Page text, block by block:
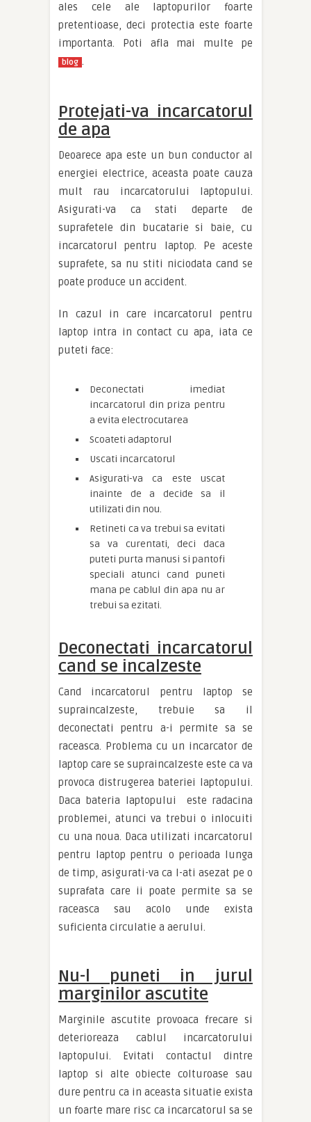
ales cele ale laptopurilor foarte
pretentioase, deci protectia este foarte
importanta. Poti afla mai multe pe
blog .
Protejati-va incarcatorul
de apa
Deoarece apa este un bun conductor al
energiei electrice, aceasta poate cauza
mult rau incarcatorului laptopului.
Asigurati-va ca stati departe de
suprafetele din bucatarie si baie, cu
incarcatorul pentru laptop. Pe aceste
suprafete, sa nu stiti niciodata cand se
poate produce un accident.
In cazul in care incarcatorul pentru
laptop intra in contact cu apa, iata ce
puteti face:
Deconectati imediat
incarcatorul din priza pentru
a evita electrocutarea
Scoateti adaptorul
Uscati incarcatorul
Asigurati-va ca este uscat
inainte de a decide sa il
utilizati din nou.
Retineti ca va trebui sa evitati
sa va curentati, deci daca
puteti purta manusi si pantofi
speciali atunci cand puneti
mana pe cablul din apa nu ar
trebui sa ezitati.
Deconectati incarcatorul
cand se incalzeste
Cand incarcatorul pentru laptop se
supraincalzeste, trebuie sa il
deconectati pentru a-i permite sa se
raceasca. Problema cu un incarcator de
laptop care se supraincalzeste este ca va
provoca distrugerea bateriei laptopului.
Daca bateria laptopului este radacina
problemei, atunci va trebui o inlocuiti
cu una noua. Daca utilizati incarcatorul
pentru laptop pentru o perioada lunga
de timp, asigurati-va ca l-ati asezat pe o
suprafata care ii poate permite sa se
raceasca sau acolo unde exista
suficienta circulatie a aerului.
Nu-l puneti in jurul
marginilor ascutite
Marginile ascutite provoaca frecare si
deterioreaza cablul incarcatorului
laptopului. Evitati contactul dintre
laptop si alte obiecte colturoase sau
dure pentru ca in aceasta situatie exista
un foarte mare risc ca incarcatorul sa se